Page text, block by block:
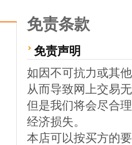
免责条款
免责声明
如因不可抗力或其
从而导致网上交易
但是我们将会尽合
经济损失。
本店可以按买方的